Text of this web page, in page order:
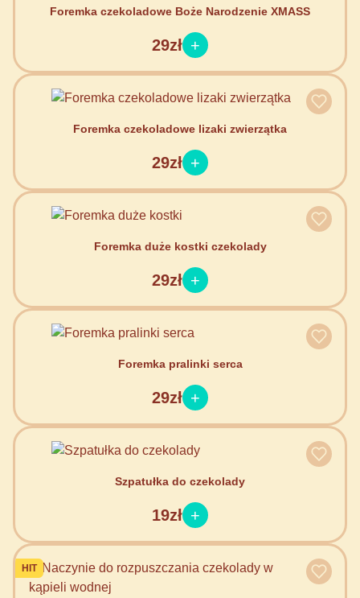
Foremka czekoladowe Boże Narodzenie XMASS
29zł
Foremka czekoladowe lizaki zwierzątka
29zł
Foremka duże kostki czekolady
29zł
Foremka pralinki serca
29zł
Szpatułka do czekolady
19zł
HIT